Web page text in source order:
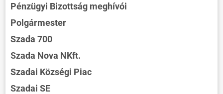
Pénzügyi Bizottság meghívói
Polgármester
Szada 700
Szada Nova NKft.
Szadai Községi Piac
Szadai SE